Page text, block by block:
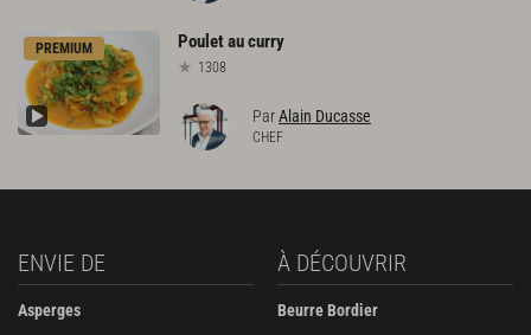
PREMIUM Pouletaucurry
1308
ParAlain Ducasse
CHEF
ENVIE DE
Asperges
À DÉCOUVRIR
Beurre Bordier